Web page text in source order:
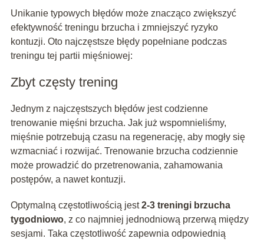
Unikanie typowych błędów może znacząco zwiększyć
efektywność treningu brzucha i zmniejszyć ryzyko
kontuzji. Oto najczęstsze błędy popełniane podczas
treningu tej partii mięśniowej:
Zbyt częsty trening
Jednym z najczęstszych błędów jest codzienne
trenowanie mięśni brzucha. Jak już wspomnieliśmy,
mięśnie potrzebują czasu na regenerację, aby mogły się
wzmacniać i rozwijać. Trenowanie brzucha codziennie
może prowadzić do przetrenowania, zahamowania
postępów, a nawet kontuzji.
Optymalną częstotliwością jest2-3 treningi brzucha
tygodniowo, z co najmniej jednodniową przerwą między
sesjami. Taka częstotliwość zapewnia odpowiednią